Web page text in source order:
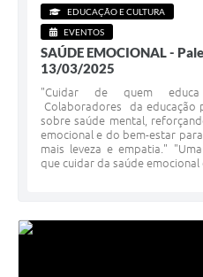
EDUCAÇÃO E CULTURA
EVENTOS
SAÚDE EMOCIONAL -
13/03/2025
"Cuidar de quem
Colaboradores da educação
sobre saúde mental,
emocional e do bem-estar
mais leveza e empatia."
que cuidar da saúde emocional